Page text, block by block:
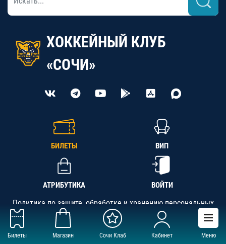
Билеты Магазин Сочи Клаб Кабинет Меню
ХОККЕЙНЫЙ КЛУБ
«СОЧИ»
БИЛЕТЫ ВИП
АТРИБУТИКА ВОЙТИ
Политика по защите, обработке и хранению персональных
данных
АНО «СК «Кубань-Регион», ОГРН 1142300002349,